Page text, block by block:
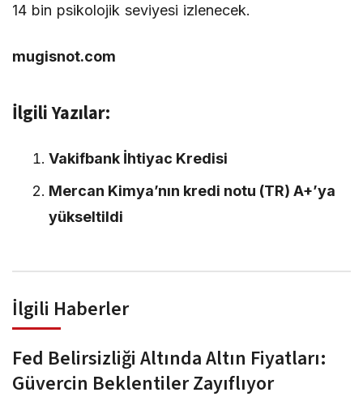
14 bin psikolojik seviyesi izlenecek.
mugisnot.com
İlgili Yazılar:
Vakifbank İhtiyac Kredisi
Mercan Kimya’nın kredi notu (TR) A+’ya
yükseltildi
İlgili Haberler
Fed Belirsizliği Altında Altın Fiyatları:
Güvercin Beklentiler Zayıflıyor